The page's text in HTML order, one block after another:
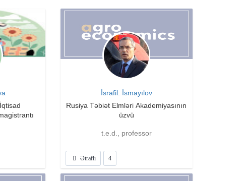
İsrafil. İsmayılov
Rusiya Təbiət Elmləri Akademiyasının
üzvü
t.e.d., professor
Ətraflı 4